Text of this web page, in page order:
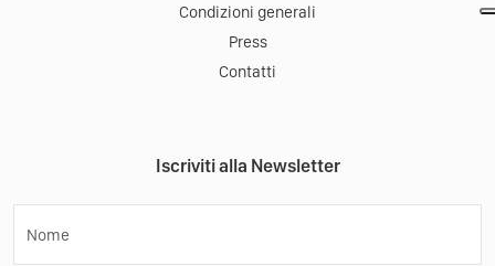
Condizioni generali
Press
Contatti
Iscriviti alla Newsletter
Nome